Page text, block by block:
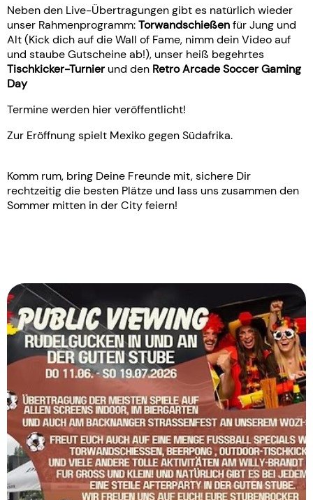
Neben den Live-Übertragungen gibt es natürlich wieder
unser Rahmenprogramm:Torwandschießenfür Jung und
Alt (Kick dich auf die Wall of Fame, nimm dein Video auf
und staube Gutscheine ab!), unser heiß begehrtes
Tischkicker-Turnier und den Retro Arcade Soccer Gaming
Day
Termine werden hier veröffentlicht!
Zur Eröffnung spielt Mexiko gegen Südafrika.
Komm rum, bring Deine Freunde mit, sichere Dir
rechtzeitig die besten Plätze und lass uns zusammen den
Sommer mitten in der City feiern!